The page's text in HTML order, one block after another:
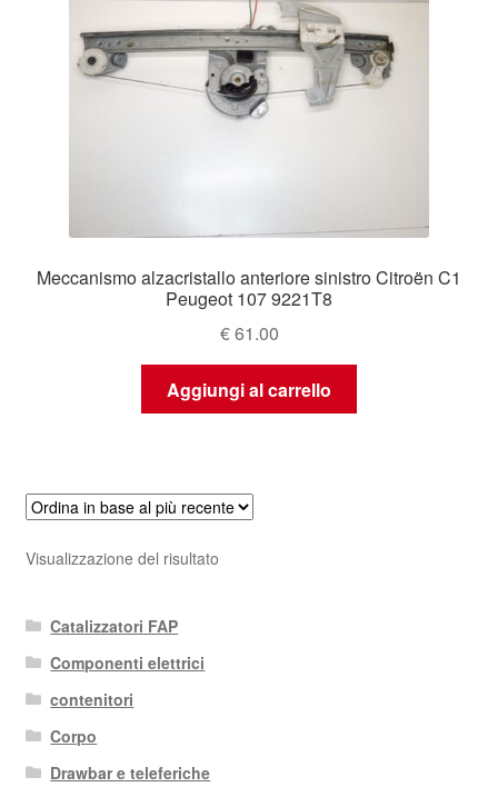
Meccanismo alzacristallo anteriore sinistro Citroën C1
Peugeot 107 9221T8
€61.00
Aggiungi al carrello
Visualizzazione del risultato
Catalizzatori FAP
Componenti elettrici
contenitori
Corpo
Drawbar e teleferiche